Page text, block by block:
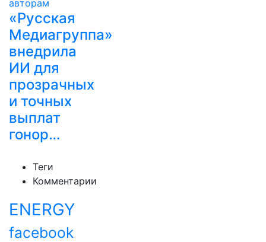
«Русская
Медиагруппа»
внедрила
ИИ для
прозрачных
и точных
выплат
гонор…
Теги
Комментарии
ENERGY
facebook